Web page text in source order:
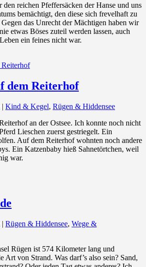
reichen Pfeffersäcken der Hanse und uns
bemächtigt, den diese sich frevelhaft zu
das Unrecht der Mächtigen haben wir
etwas Böses zuteil werden lassen, auch
ein feines nicht war.
dem Reiterhof
| Kind & Kegel, Rügen & Hiddensee
an der Ostsee. Ich konnte noch nicht
Lieschen zuerst gestriegelt. Ein
Auf dem Reiterhof wohnten noch andere
Ein Katzenbaby hieß Sahnetörtchen, weil
war.
| Rügen & Hiddensee, Wege &
Rügen ist 574 Kilometer lang und
Art von Strand. Was darf’s also sein? Sand,